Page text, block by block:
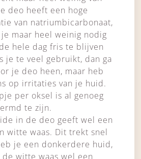
deo heeft een hoge
van natriumbicarbonaat,
maar heel weinig nodig
hele dag fris te blijven
je te veel gebruikt, dan ga
je deo heen, maar heb
op irritaties van je huid.
per oksel is al genoeg
te zijn.
in de deo geeft wel een
witte waas. Dit trekt snel
je een donkerdere huid,
witte waas wel een